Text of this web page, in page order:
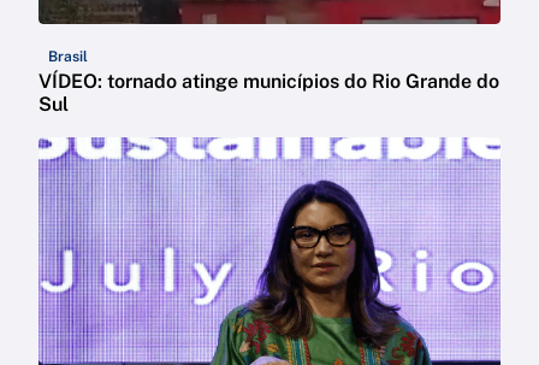
Brasil
VÍDEO: tornado atinge municípios do Rio Grande do
Sul